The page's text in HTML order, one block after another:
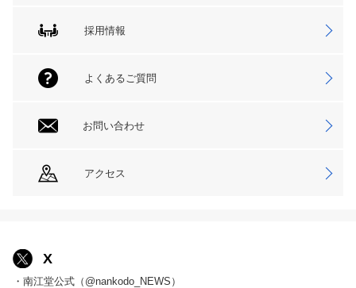
採用情報
よくあるご質問
お問い合わせ
アクセス
X
・南江堂公式（@nankodo_NEWS）